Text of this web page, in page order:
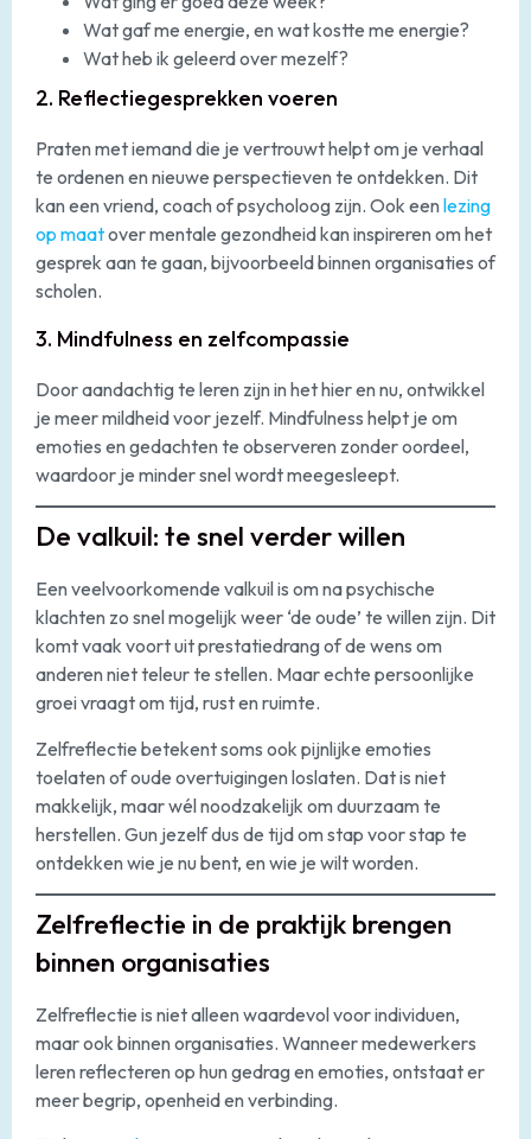
Wat gaf me energie, en wat kostte me energie?
Wat heb ik geleerd over mezelf?
2. Reflectiegesprekken voeren
Praten met iemand die je vertrouwt helpt om je verhaal
te ordenen en nieuwe perspectieven te ontdekken. Dit
kan een vriend, coach of psycholoog zijn. Ook eenlezing
op maatover mentale gezondheid kan inspireren om het
gesprek aan te gaan, bijvoorbeeld binnen organisaties of
scholen.
3. Mindfulness en zelfcompassie
Door aandachtig te leren zijn in het hier en nu, ontwikkel
je meer mildheid voor jezelf. Mindfulness helpt je om
emoties en gedachten te observeren zonder oordeel,
waardoor je minder snel wordt meegesleept.
De valkuil: te snel verder willen
Een veelvoorkomende valkuil is om na psychische
klachten zo snel mogelijk weer ‘de oude’ te willen zijn. Dit
komt vaak voort uit prestatiedrang of de wens om
anderen niet teleur te stellen. Maar echte persoonlijke
groei vraagt om tijd, rust en ruimte.
Zelfreflectie betekent soms ook pijnlijke emoties
toelaten of oude overtuigingen loslaten. Dat is niet
makkelijk, maar wél noodzakelijk om duurzaam te
herstellen. Gun jezelf dus de tijd om stap voor stap te
ontdekken wie je nu bent, en wie je wilt worden.
Zelfreflectie in de praktijk brengen
binnen organisaties
Zelfreflectie is niet alleen waardevol voor individuen,
maar ook binnen organisaties. Wanneer medewerkers
leren reflecteren op hun gedrag en emoties, ontstaat er
meer begrip, openheid en verbinding.